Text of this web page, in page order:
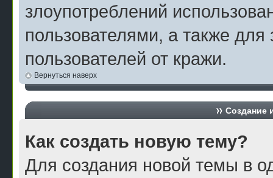
злоупотреблений
пользователями, а также
пользователей от кражи.
Вернуться наверх
Создание
Как создать новую тему?
Для создания новой темы в